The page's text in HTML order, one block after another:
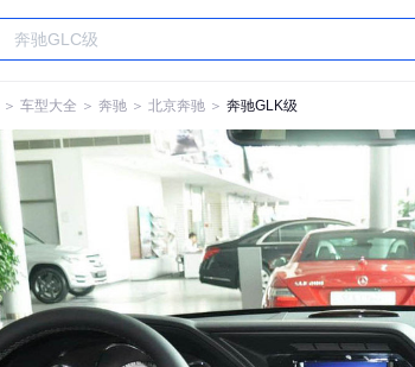
＞ 车型大全 ＞ 奔驰 ＞ 北京奔驰 ＞ 奔驰GLK级